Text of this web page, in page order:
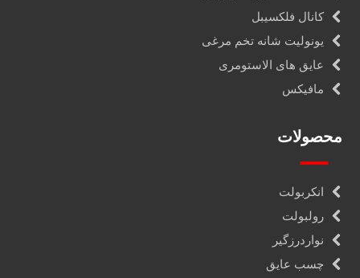
کانال فلکسیبل
یونولیت شانه تخم مرغی
عایق های الاستومری
مافیکس
محصولات
انکربولت
رولبولت
نواردرزگیر
چسب عایق